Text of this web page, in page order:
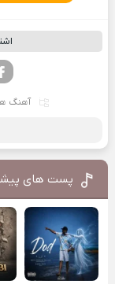
آهنگ
پست های